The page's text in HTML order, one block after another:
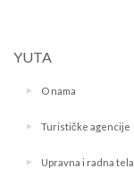
YUTA
O nama
Turističke agencije
Upravna i radna tela